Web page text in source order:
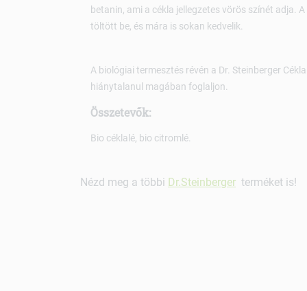
betanin, ami a cékla jellegzetes vörös színét adja.
töltött be, és mára is sokan kedvelik.
A biológiai termesztés révén a Dr. Steinberger
hiánytalanul magában foglaljon.
Összetevők:
Bio céklalé, bio citromlé.
Nézd meg a többi Dr.Steinberger terméket is!